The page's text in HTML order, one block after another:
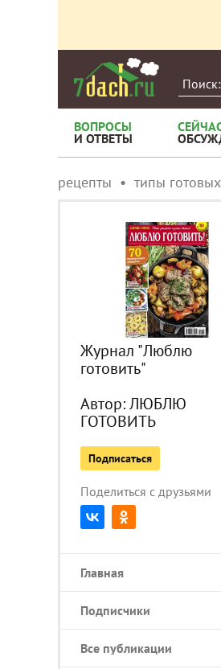
ВОПРОСЫ
И ОТВЕТЫ
рецепты типы
Журнал "Люблю
готовить"
Автор:ЛЮБЛЮ
ГОТОВИТЬ
Подписаться
Поделиться с друзьями
Главная
Подписчики
Все публикации